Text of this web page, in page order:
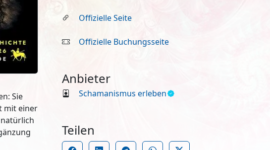
Offizielle Seite
Offizielle Buchungsseite
Anbieter
Schamanismus erleben
Teilen
Sie
mit einer